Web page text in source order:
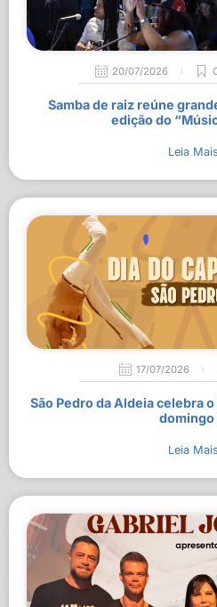
20/07/2026
Samba de raiz reúne
edição do
Leia Mais
17/07/2026
São Pedro da Aldeia celebra
domingo
Leia Mais